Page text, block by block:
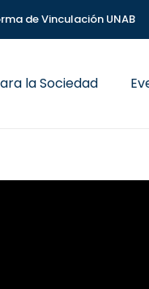
de Vinculación UNAB
la Sociedad